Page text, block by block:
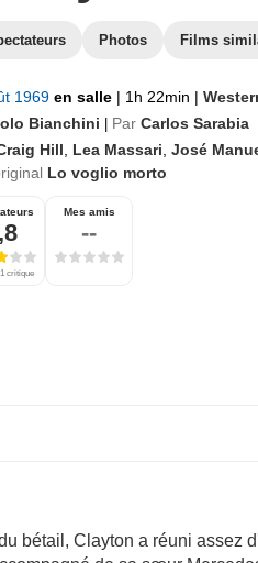
Photos Films
1969 en salle | 1h 22min |
Bianchini Par Carlos Sarabia
Hill Lea Massari José
Lo voglio morto
critique
Mes amis
--
bétail, Clayton a réuni assez